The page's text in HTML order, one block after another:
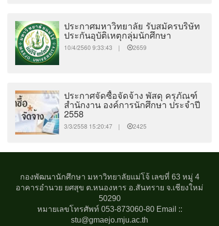
ประกาศมหาวิทยาลัย รับสมัครบริษัท
ประกันอุบัติเหตุกลุ่มนักศึกษา
10/4/2560 9:33:43 | 2659
ประกาศจัดซื้อจัดจ้าง พัสดุ ครุภัณฑ์
สำนักงาน องค์การนักศึกษา ประจำปี
2558
3/3/2558 15:20:47 | 2425
กองพัฒนานักศึกษา มหาวิทยาลัยแม่โจ้ เลขที่ 63 หมู่ 4
อาคารอำนวย ยศสุข ต.หนองหาร อ.สันทราย จ.เชียงใหม่
50290
หมายเลขโทรศัพท์ 053-873060-80 Email ::
stu@gmaejo.mju.ac.th